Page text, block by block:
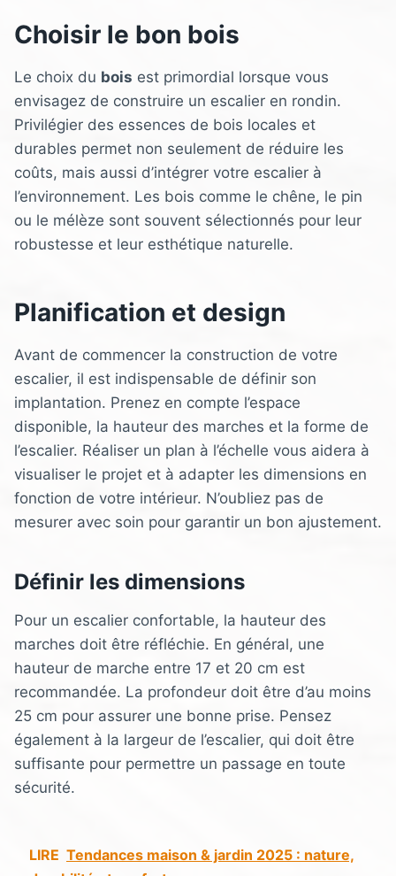
Choisir le bon bois
Le choix du bois est primordial lorsque vous
envisagez de construire un escalier en rondin.
Privilégier des essences de bois locales et
durables permet non seulement de réduire les
coûts, mais aussi d’intégrer votre escalier à
l’environnement. Les bois comme le chêne, le pin
ou le mélèze sont souvent sélectionnés pour leur
robustesse et leur esthétique naturelle.
Planification et design
Avant de commencer la construction de votre
escalier, il est indispensable de définir son
implantation. Prenez en compte l’espace
disponible, la hauteur des marches et la forme de
l’escalier. Réaliser un plan à l’échelle vous aidera à
visualiser le projet et à adapter les dimensions en
fonction de votre intérieur. N’oubliez pas de
mesurer avec soin pour garantir un bon ajustement.
Définir les dimensions
Pour un escalier confortable, la hauteur des
marches doit être réfléchie. En général, une
hauteur de marche entre 17 et 20 cm est
recommandée. La profondeur doit être d’au moins
25 cm pour assurer une bonne prise. Pensez
également à la largeur de l’escalier, qui doit être
suffisante pour permettre un passage en toute
sécurité.
LIRE Tendances maison & jardin 2025 : nature,